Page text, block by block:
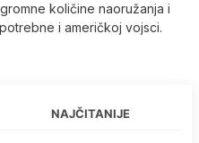
količine naoružanja i
i američkoj vojsci.
NAJČITANIJE